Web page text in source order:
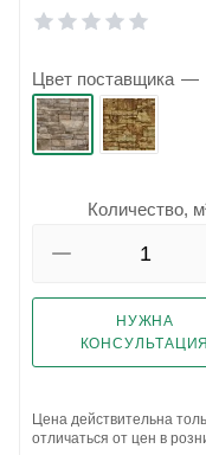
Цвет поставщика —
Количество,
НУЖНА
КОНСУЛЬТАЦИЯ
Цена действительна
отличаться от цен в